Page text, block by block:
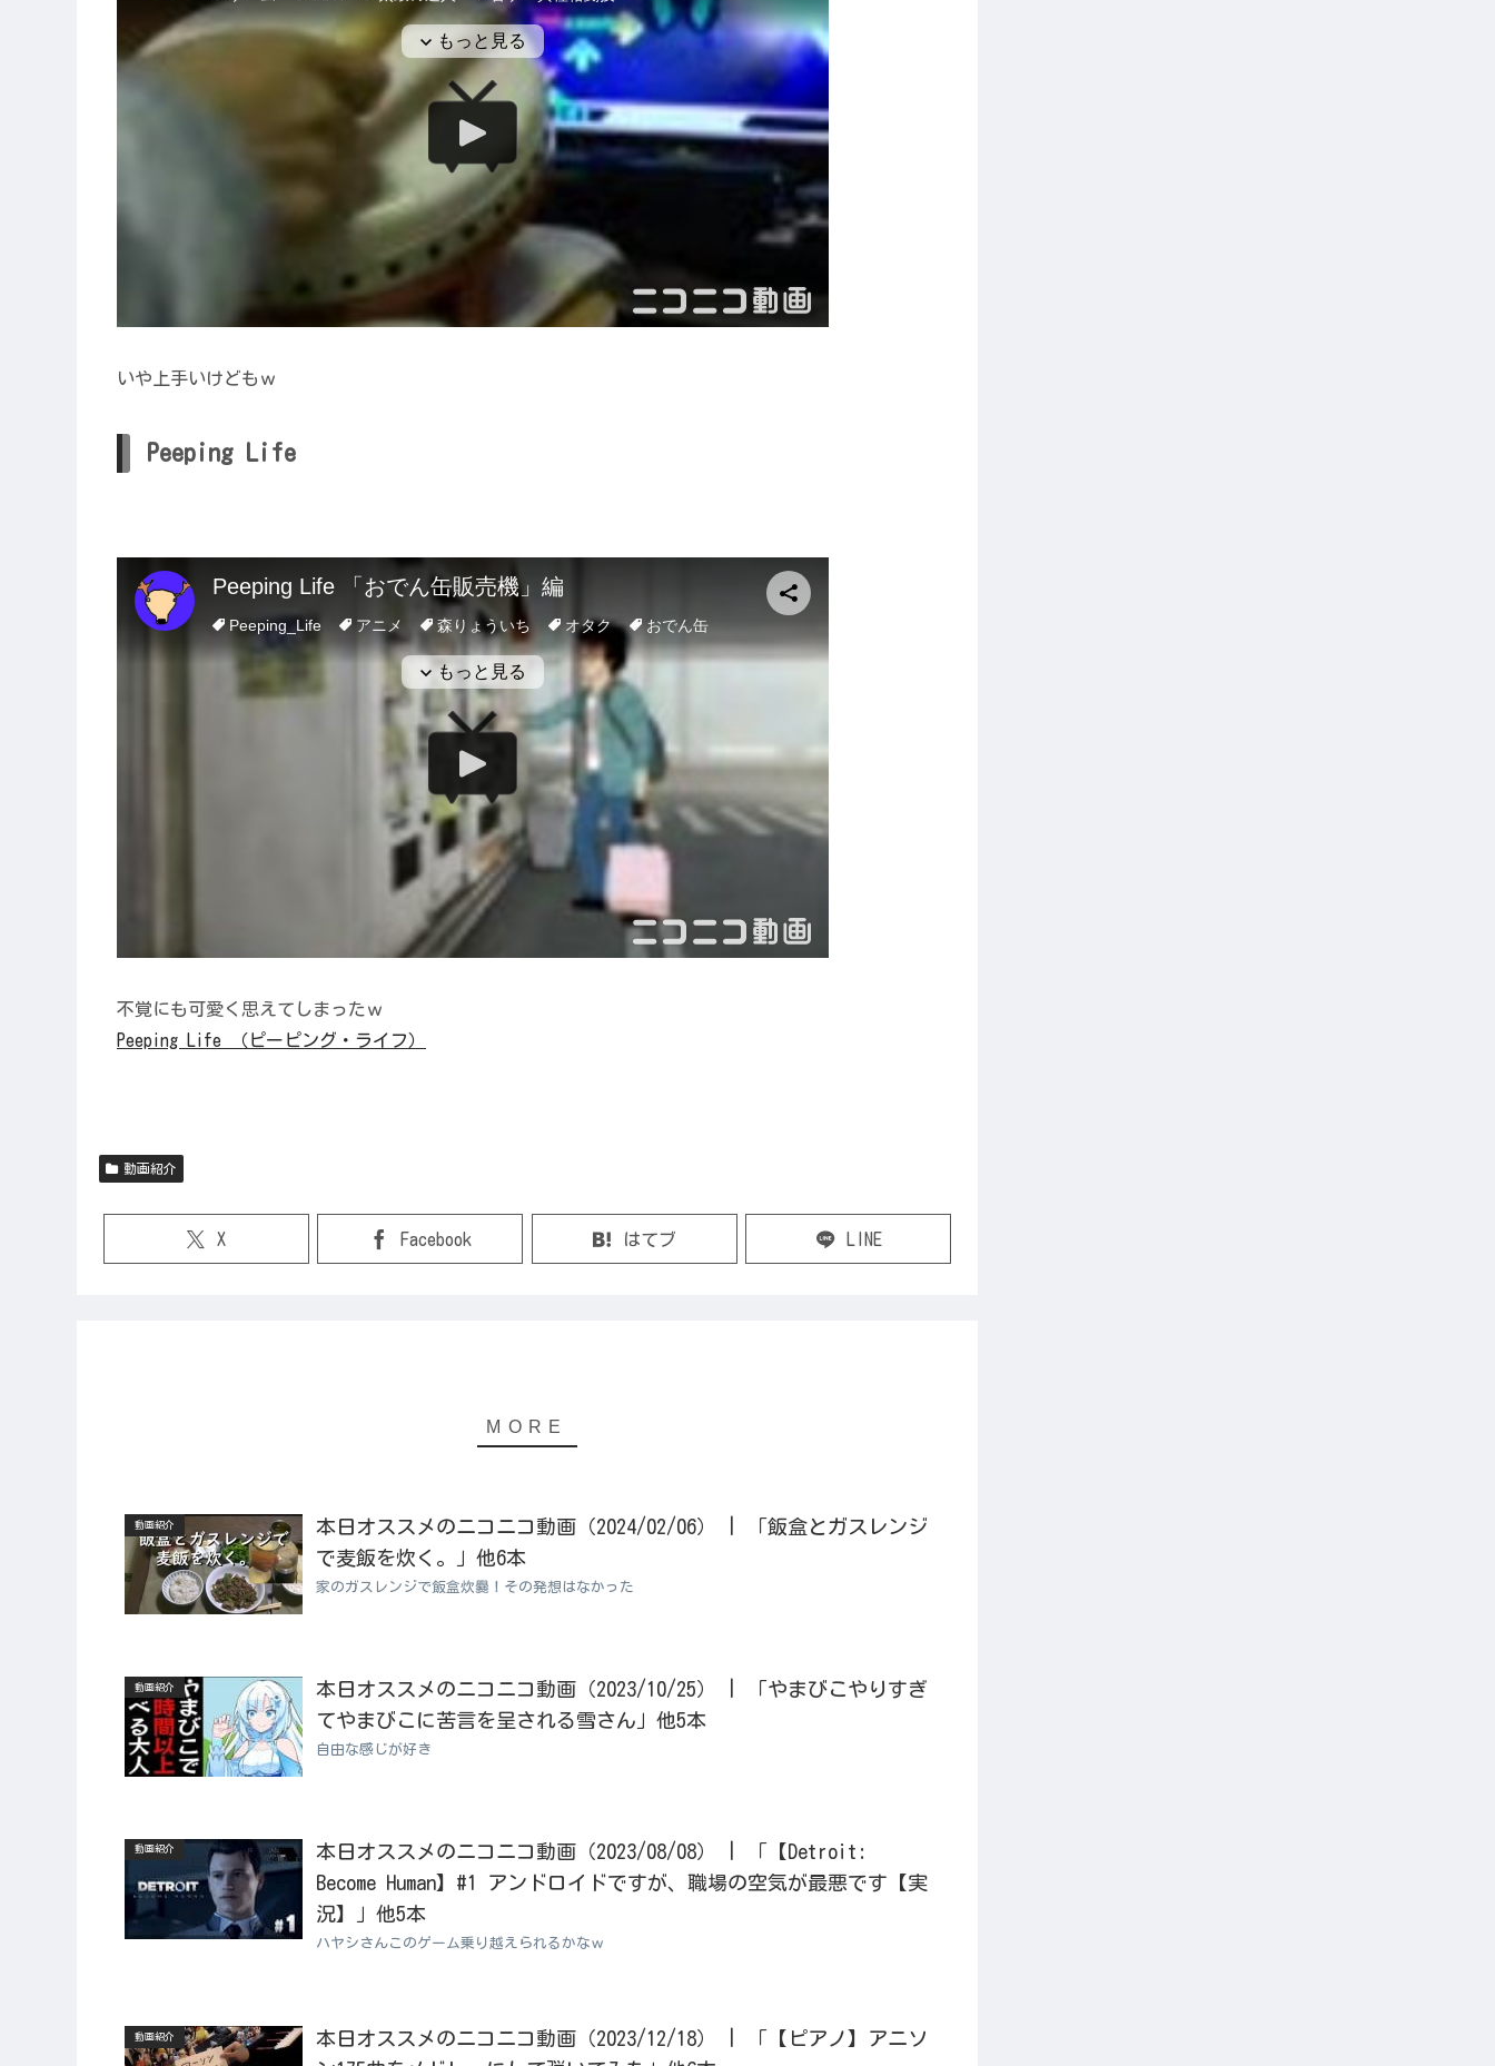
いや上手いけどもｗ
Peeping Life
不覚にも可愛く思えてしまったｗ
Peeping Life （ピーピング・ライフ）
動画紹介
X Facebook はてブ LINE
動画紹介
本日オススメのニコニコ動画（2024/02/06） | 「飯盒とガスレンジ
で麦飯を炊く。」他6本
家のガスレンジで飯盒炊爨！その発想はなかった
動画紹介
本日オススメのニコニコ動画（2023/10/25） | 「やまびこやりすぎ
てやまびこに苦言を呈される雪さん」他5本
自由な感じが好き
動画紹介
本日オススメのニコニコ動画（2023/08/08） | 「【Detroit:
Become Human】#1 アンドロイドですが、職場の空気が最悪です【実
況】」他5本
ハヤシさんこのゲーム乗り越えられるかなｗ
動画紹介
本日オススメのニコニコ動画（2023/12/18） | 「【ピアノ】アニソ